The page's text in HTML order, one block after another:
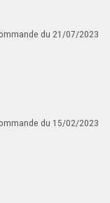
du 21/07/2023
du 15/02/2023